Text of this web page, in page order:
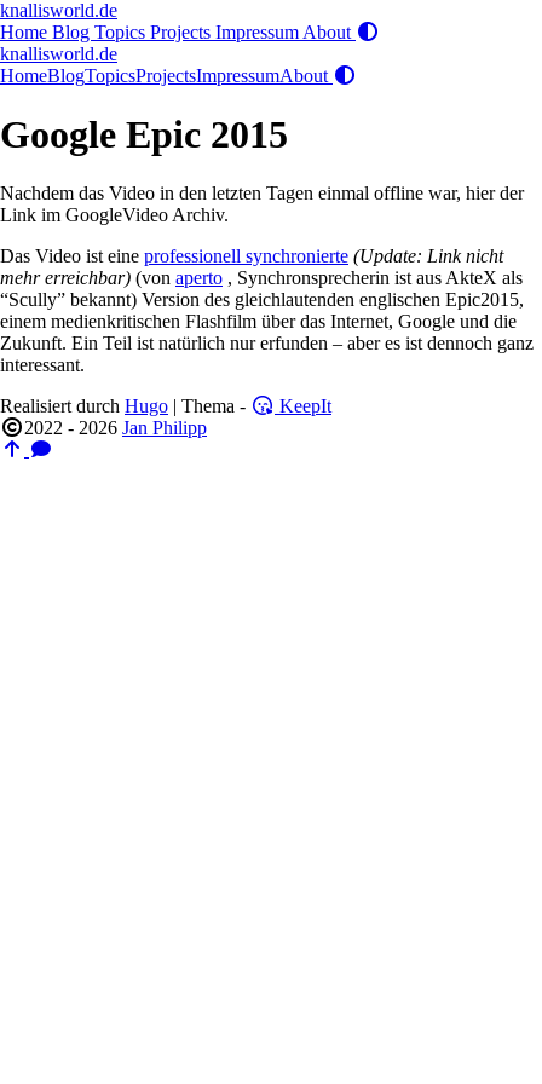
knallisworld.de
Home Blog Topics Projects Impressum About
knallisworld.de
HomeBlogTopicsProjectsImpressumAbout
Google Epic 2015
Nachdem das Video in den letzten Tagen einmal offline war, hier der
Link im GoogleVideo Archiv.
Das Video ist eine professionell synchronierte (Update: Link nicht
mehr erreichbar) (von aperto , Synchronsprecherin ist aus AkteX als
“Scully” bekannt) Version des gleichlautenden englischen Epic2015,
einem medienkritischen Flashfilm über das Internet, Google und die
Zukunft. Ein Teil ist natürlich nur erfunden – aber es ist dennoch ganz
interessant.
Realisiert durch Hugo | Thema -
KeepIt
2022 - 2026 Jan Philipp